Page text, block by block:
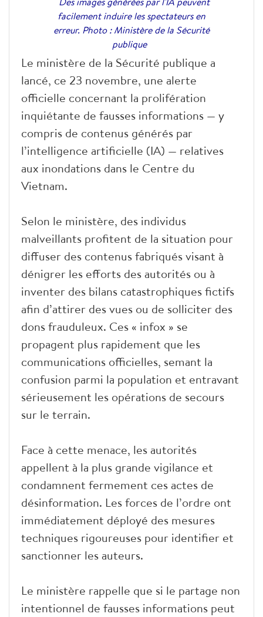
facilement induire les spectateurs en
erreur. Photo : Ministère de la Sécurité
publique
Le ministère de la Sécurité publique a
lancé, ce 23 novembre, une alerte
officielle concernant la prolifération
inquiétante de fausses informations — y
compris de contenus générés par
l’intelligence artificielle (IA) — relatives
aux inondations dans le Centre du
Vietnam.
Selon le ministère, des individus
malveillants profitent de la situation pour
diffuser des contenus fabriqués visant à
dénigrer les efforts des autorités ou à
inventer des bilans catastrophiques fictifs
afin d’attirer des vues ou de solliciter des
dons frauduleux. Ces « infox » se
propagent plus rapidement que les
communications officielles, semant la
confusion parmi la population et entravant
sérieusement les opérations de secours
sur le terrain.
Face à cette menace, les autorités
appellent à la plus grande vigilance et
condamnent fermement ces actes de
désinformation. Les forces de l’ordre ont
immédiatement déployé des mesures
techniques rigoureuses pour identifier et
sanctionner les auteurs.
Le ministère rappelle que si le partage non
intentionnel de fausses informations peut